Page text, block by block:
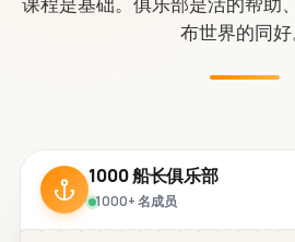
布世界的同好
1000 船长俱乐部
1000+ 名成员